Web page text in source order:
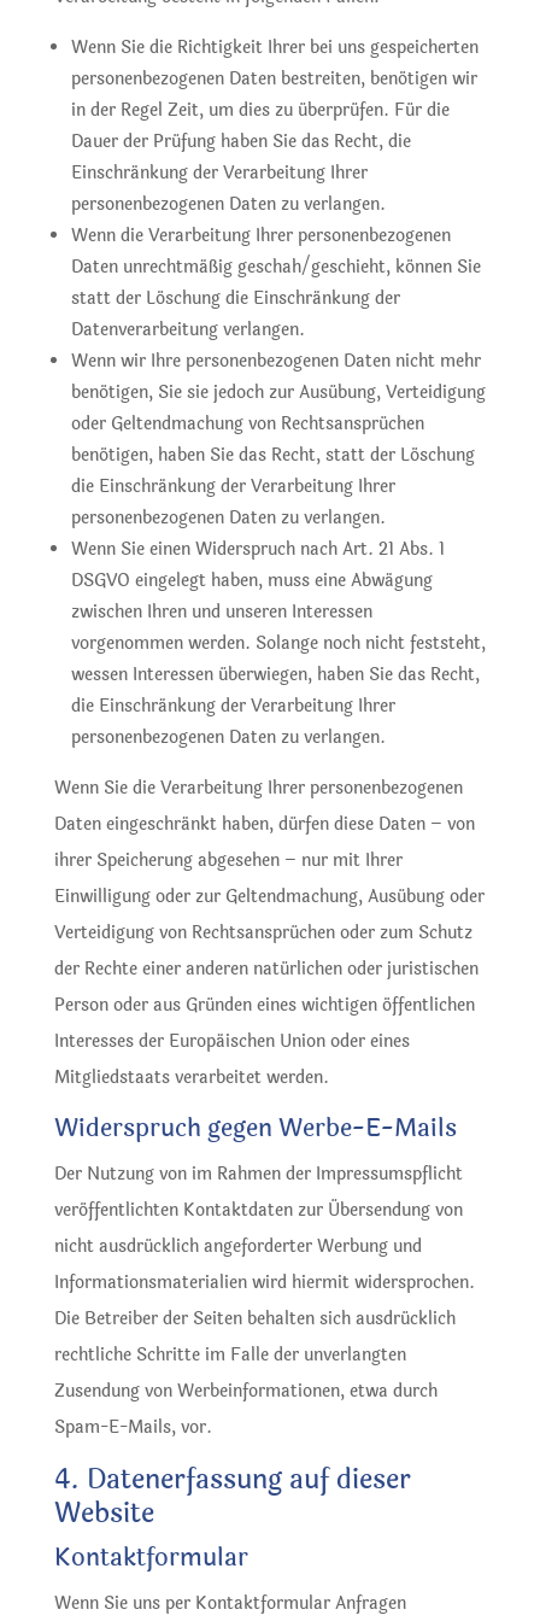
Wenn Sie die Richtigkeit Ihrer bei uns gespeicherten
personenbezogenen Daten bestreiten, benötigen wir
in der Regel Zeit, um dies zu überprüfen. Für die
Dauer der Prüfung haben Sie das Recht, die
Einschränkung der Verarbeitung Ihrer
personenbezogenen Daten zu verlangen.
Wenn die Verarbeitung Ihrer personenbezogenen
Daten unrechtmäßig geschah/geschieht, können Sie
statt der Löschung die Einschränkung der
Datenverarbeitung verlangen.
Wenn wir Ihre personenbezogenen Daten nicht mehr
benötigen, Sie sie jedoch zur Ausübung, Verteidigung
oder Geltendmachung von Rechtsansprüchen
benötigen, haben Sie das Recht, statt der Löschung
die Einschränkung der Verarbeitung Ihrer
personenbezogenen Daten zu verlangen.
Wenn Sie einen Widerspruch nach Art. 21 Abs. 1
DSGVO eingelegt haben, muss eine Abwägung
zwischen Ihren und unseren Interessen
vorgenommen werden. Solange noch nicht feststeht,
wessen Interessen überwiegen, haben Sie das Recht,
die Einschränkung der Verarbeitung Ihrer
personenbezogenen Daten zu verlangen.
Wenn Sie die Verarbeitung Ihrer personenbezogenen
Daten eingeschränkt haben, dürfen diese Daten – von
ihrer Speicherung abgesehen – nur mit Ihrer
Einwilligung oder zur Geltendmachung, Ausübung oder
Verteidigung von Rechtsansprüchen oder zum Schutz
der Rechte einer anderen natürlichen oder juristischen
Person oder aus Gründen eines wichtigen öffentlichen
Interesses der Europäischen Union oder eines
Mitgliedstaats verarbeitet werden.
Widerspruch gegen Werbe-E-Mails
Der Nutzung von im Rahmen der Impressumspflicht
veröffentlichten Kontaktdaten zur Übersendung von
nicht ausdrücklich angeforderter Werbung und
Informationsmaterialien wird hiermit widersprochen.
Die Betreiber der Seiten behalten sich ausdrücklich
rechtliche Schritte im Falle der unverlangten
Zusendung von Werbeinformationen, etwa durch
Spam-E-Mails, vor.
4. Datenerfassung auf dieser
Website
Kontaktformular
Wenn Sie uns per Kontaktformular Anfragen